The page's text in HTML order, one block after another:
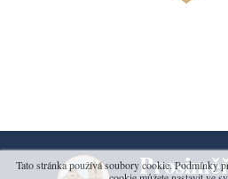
Tato stránka používá soubory cookie. Podmínky